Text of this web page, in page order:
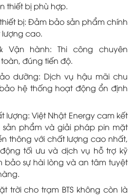
thiết bị phù hợp.
bị: Đảm bảo sản phẩm chính
cao.
Vận hành: Thi công chuyên
đúng tiến độ.
dưỡng: Dịch vụ hậu mãi chu
hệ thống hoạt động ổn định
lượng: Việt Nhật Energy cam kết
phẩm và giải pháp pin mặt
thông với chất lượng cao nhất,
tối ưu và dịch vụ hỗ trợ kỹ
bảo sự hài lòng và an tâm tuyệt
trời cho trạm BTS không còn là